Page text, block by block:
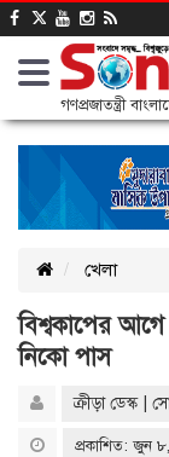
গণপ্রজাতন্ত্রী
খেলা
বিশ্বকাপের আগে
নিকো পাস
ক্রীড়া ডেস্ক |
প্রকাশিত: জুন